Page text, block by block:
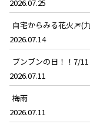
2026.07.25
自宅からみる花火🎆(
2026.07.14
ブンブンの日！！7/11
2026.07.11
梅雨
2026.07.11